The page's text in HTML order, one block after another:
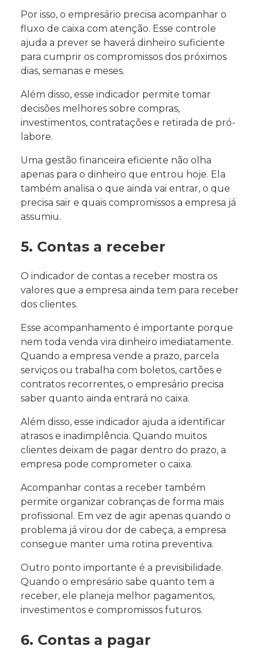
Por isso, o empresário precisa acompanhar o
fluxo de caixa com atenção. Esse controle
ajuda a prever se haverá dinheiro suficiente
para cumprir os compromissos dos próximos
dias, semanas e meses.
Além disso, esse indicador permite tomar
decisões melhores sobre compras,
investimentos, contratações e retirada de pró-
labore.
Uma gestão financeira eficiente não olha
apenas para o dinheiro que entrou hoje. Ela
também analisa o que ainda vai entrar, o que
precisa sair e quais compromissos a empresa já
assumiu.
5. Contas a receber
O indicador de contas a receber mostra os
valores que a empresa ainda tem para receber
dos clientes.
Esse acompanhamento é importante porque
nem toda venda vira dinheiro imediatamente.
Quando a empresa vende a prazo, parcela
serviços ou trabalha com boletos, cartões e
contratos recorrentes, o empresário precisa
saber quanto ainda entrará no caixa.
Além disso, esse indicador ajuda a identificar
atrasos e inadimplência. Quando muitos
clientes deixam de pagar dentro do prazo, a
empresa pode comprometer o caixa.
Acompanhar contas a receber também
permite organizar cobranças de forma mais
profissional. Em vez de agir apenas quando o
problema já virou dor de cabeça, a empresa
consegue manter uma rotina preventiva.
Outro ponto importante é a previsibilidade.
Quando o empresário sabe quanto tem a
receber, ele planeja melhor pagamentos,
investimentos e compromissos futuros.
6. Contas a pagar